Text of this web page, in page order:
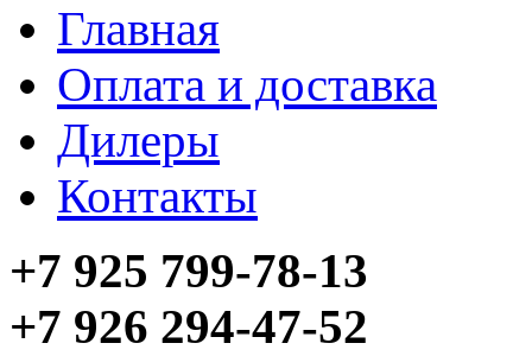
Главная
Оплата и доставка
Дилеры
Контакты
+7 925 799-78-13
+7 926 294-47-52